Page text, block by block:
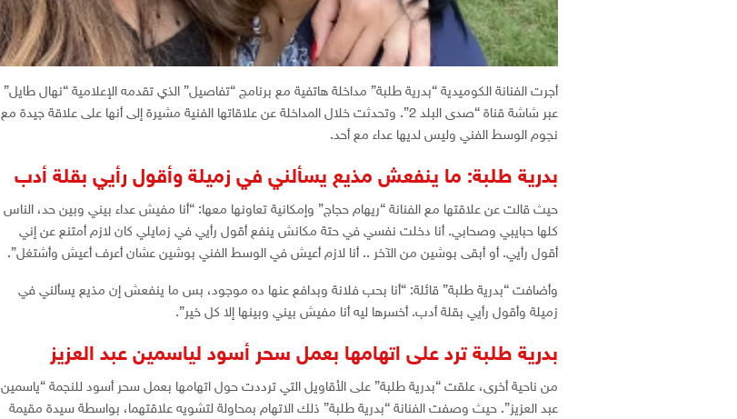
أجرت الفنانة الكوميدية “بدرية طلبة” مداخلة هاتفية مع برنامج “تفاصيل” الذي تقدمه الإعلامية “نهال طايل”
عبر شاشة قناة “صدى البلد 2”. وتحدثت خلال المداخلة عن علاقاتها الفنية مشيرة إلى أنها على علاقة جيدة مع
نجوم الوسط الفني وليس لديها عداء مع أحد.
بدرية طلبة: ما ينفعش مذيع يسألني في زميلة وأقول رأيي بقلة أدب
حيث قالت عن علاقتها مع الفنانة “ريهام حجاج” وإمكانية تعاونها معها: “أنا مفيش عداء بيني وبين حد، الناس
كلها حبايبي وصحابي. أنا دخلت نفسي في حتة مكانش ينفع أقول رأيي في زمايلي كان لازم أمتنع عن إني
أقول رأيي. أو أبقى بوشين من الآخر .. أنا لازم أعيش في الوسط الفني بوشين عشان أعرف أعيش وأشتغل”.
وأضافت “بدرية طلبة” قائلة: “أنا بحب فلانة وبدافع عنها ده موجود، بس ما ينفعش إن مذيع يسألني في
زميلة وأقول رأيي بقلة أدب. أخسرها ليه أنا مفيش بيني وبينها إلا كل خير”.
بدرية طلبة ترد على اتهامها بعمل سحر أسود لياسمين عبد العزيز
من ناحية أخرى، علقت “بدرية طلبة” على الأقاويل التي ترددت حول اتهامها بعمل سحر أسود للنجمة “ياسمين
عبد العزيز”. حيث وصفت الفنانة “بدرية طلبة” ذلك الاتهام بمحاولة لتشويه علاقتهما، بواسطة سيدة مقيمة